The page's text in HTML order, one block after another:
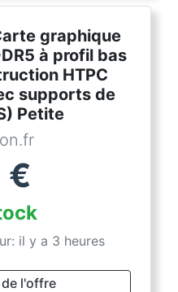
graphique
à profil bas
HTPC
supports de
Petite
€
il y a 3 heures
l'offre